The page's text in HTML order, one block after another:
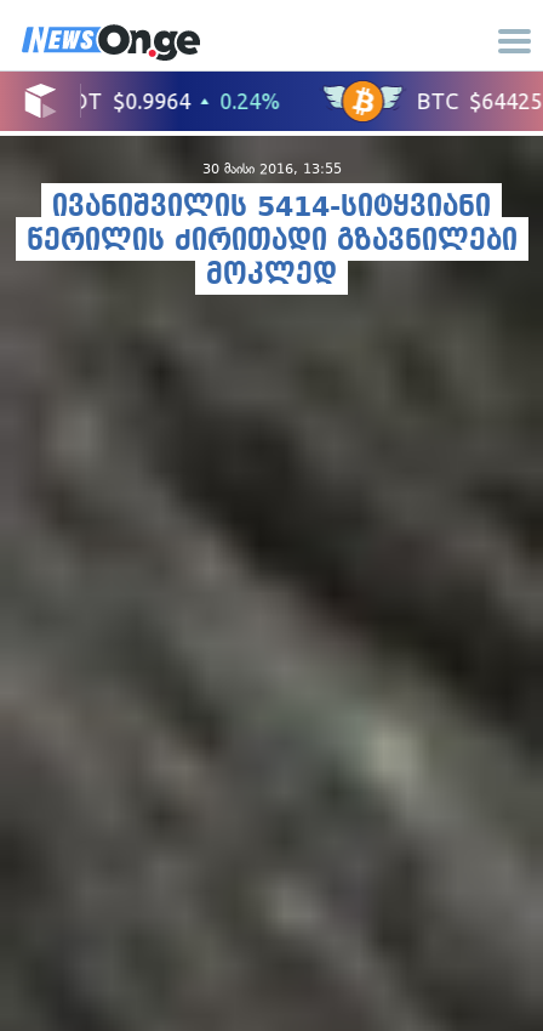
30 მაისი 2016, 13:55
ივანიშვილის 5414-სიტყვიანი
წერილის ძირითადი გზავნილები
მოკლედ